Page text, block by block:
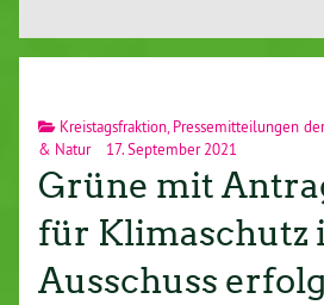
Kreistagsfraktion,Pressemitteilungen
& Natur
17. September 2021
Grüne mit
für Klimaschutz
Ausschuss